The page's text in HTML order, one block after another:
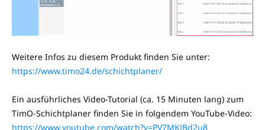
Weitere Infos zu diesem Produkt finden Sie unter:
https://www.timo24.de/schichtplaner/
Ein ausführliches Video-Tutorial (ca. 15 Minuten lang) zum
TimO-Schichtplaner finden Sie in folgendem YouTube-Video:
https://www.youtube.com/watch?v=PV7MKJBd2u8